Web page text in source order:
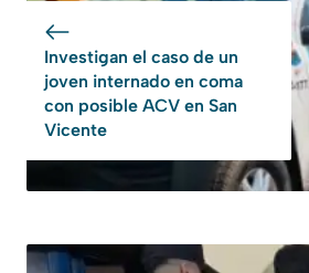
Investigan el caso de un
joven internado en coma
con posible ACV en San
Vicente